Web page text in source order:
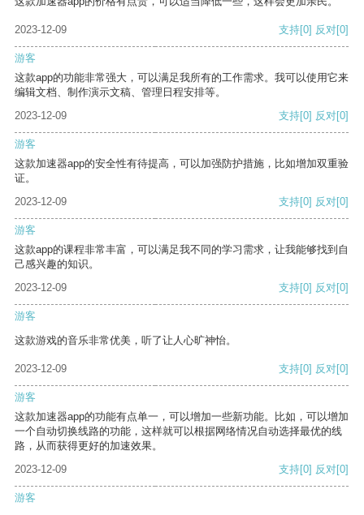
2023-12-09 支持[0] 反对[0]
游客
这款app的功能非常强大，可以满足我所有的工作需求。我可以使用它来
编辑文档、制作演示文稿、管理日程安排等。
2023-12-09
支持[0] 反对[0]
游客
这款加速器app的安全性有待提高，可以加强防护措施，比如增加双重验
证。
2023-12-09
支持[0] 反对[0]
游客
这款app的课程非常丰富，可以满足我不同的学习需求，让我能够找到自
己感兴趣的知识。
2023-12-09
支持[0] 反对[0]
游客
这款游戏的音乐非常优美，听了让人心旷神怡。
2023-12-09 支持[0] 反对[0]
游客
这款加速器app的功能有点单一，可以增加一些新功能。比如，可以增加
一个自动切换线路的功能，这样就可以根据网络情况自动选择最优的线
路，从而获得更好的加速效果。
2023-12-09
支持[0] 反对[0]
游客